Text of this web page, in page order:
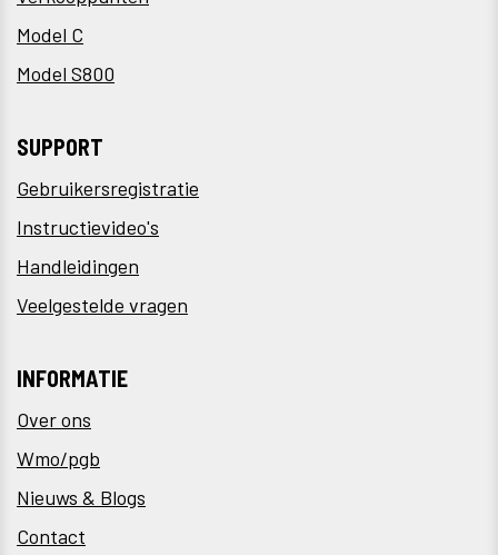
Model C
Model S800
SUPPORT
Gebruikersregistratie
Instructievideo's
Handleidingen
Veelgestelde vragen
INFORMATIE
Over ons
Wmo/pgb
Nieuws & Blogs
Contact